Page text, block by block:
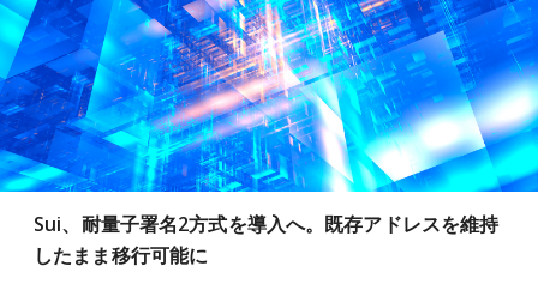
Sui、耐量子署名2方式を導入へ。既存アドレスを維持
したまま移行可能に